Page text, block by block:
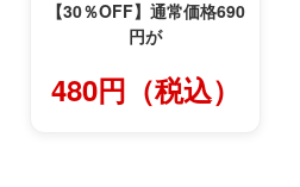
【30％OFF】通常価格690
円が
480円（税込）